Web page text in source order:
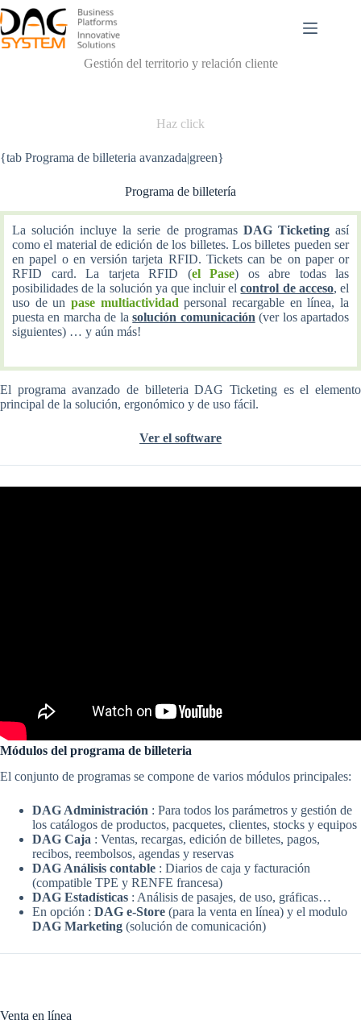
Passer
au
contenu
Gestión del territorio y relación cliente
Haz click
{tab Programa de billeteria avanzada|green}
Programa de billetería
La solución incluye la serie de programas DAG Ticketingasí
como el material de edición de los billetes. Los billetes pueden ser
en papel o en versión tarjeta RFID. Tickets can be on paper or
RFID card. La tarjeta RFID (el Pase) os abre todas las
posibilidades de la solución ya que incluir elcontrol de acceso, el
uso de un pase multiactividad personal recargable en línea, la
puesta en marcha de lasolución comunicación (ver los apartados
siguientes) … y aún más!
El programa avanzado de billeteria DAG Ticketing es el elemento
principal de la solución, ergonómico y de uso fácil.
Ver el software
Módulos del programa de billeteria
El conjunto de programas se compone de varios módulos principales:
DAG Administración : Para todos los parámetros y gestión de
los catálogos de productos, pacquetes, clientes, stocks y equipos
DAG Caja : Ventas, recargas, edición de billetes, pagos,
recibos, reembolsos, agendas y reservas
DAG Análisis contable : Diarios de caja y facturación
(compatible TPE y RENFE francesa)
DAG Estadísticas : Análisis de pasajes, de uso, gráficas…
En opción : DAG e-Store (para la venta en línea) y el modulo
DAG Marketing (solución de comunicación)
Venta en línea